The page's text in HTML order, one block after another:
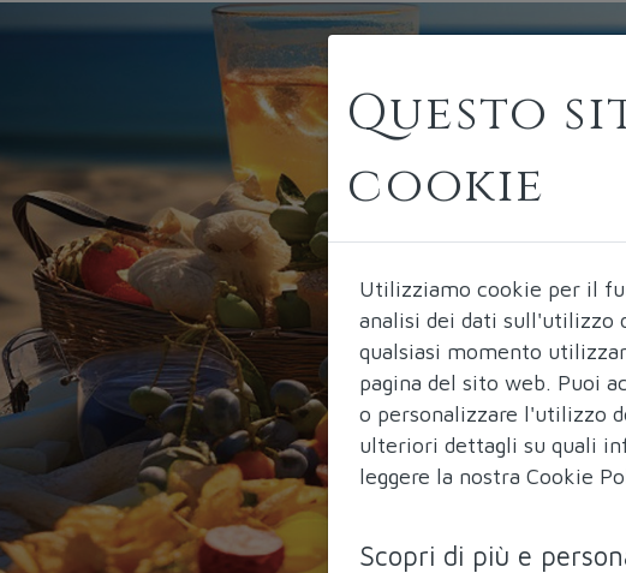
Questo
cookie
Utilizziamo cookie per il
analisi dei dati sull'utilizzo
qualsiasi momento
pagina del sito web. Puoi
o personalizzare l'utilizzo
ulteriori dettagli su quali
leggere la nostra Cookie
Scopri di più e